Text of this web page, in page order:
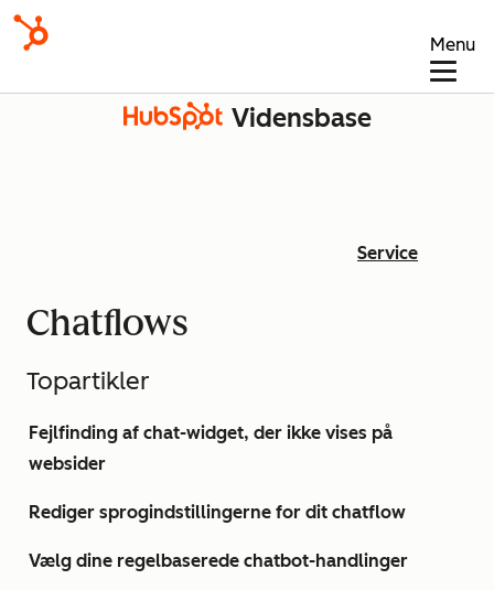
Menu
Vidensbase
Service
Chatflows
Topartikler
Fejlfinding af chat-widget, der ikke vises på
websider
Rediger sprogindstillingerne for dit chatflow
Vælg dine regelbaserede chatbot-handlinger